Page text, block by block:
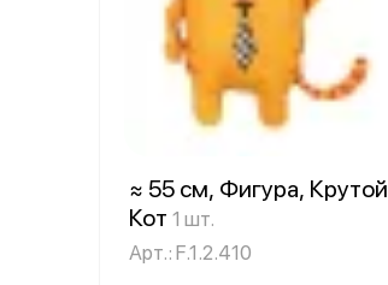
≈ 55 см, Фигура, Крутой
Кот 1 шт.
Арт.: F.1.2.410